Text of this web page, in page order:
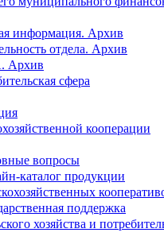
информация. Архив
отдела. Архив
Архив
сфера
кооперации
вопросы
каталог продукции
поддержка
хозяйства и